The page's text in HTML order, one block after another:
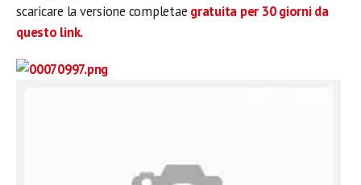
scaricare la versione completae gratuita per 30 giorni da
questo link.